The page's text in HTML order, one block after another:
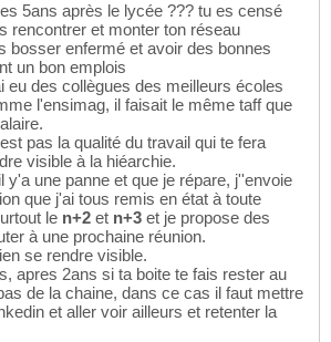
5ans après le lycée ??? tu es censé
rencontrer et monter ton réseau
bosser enfermé et avoir des bonnes
un bon emplois
eu des collègues des meilleurs écoles
l'ensimag, il faisait le même taff que
pas la qualité du travail qui te fera
visible à la hiéarchie.
y'a une panne et que je répare, j''envoie
que j'ai tous remis en état à toute
le n+2 et n+3 et je propose des
à une prochaine réunion.
se rendre visible.
apres 2ans si ta boite te fais rester au
de la chaine, dans ce cas il faut mettre
et aller voir ailleurs et retenter la